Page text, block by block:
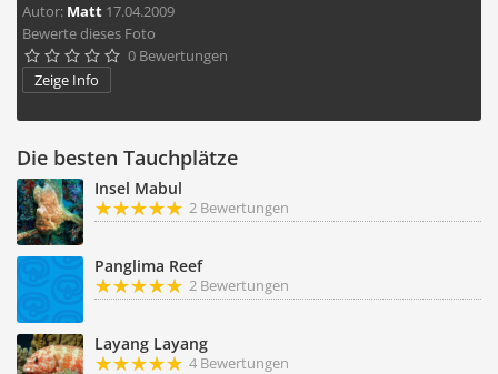
Autor: Matt 17.04.2009
Bewerte dieses Foto
     0 Bewertungen
Zeige Info
Die besten Tauchplätze
Insel Mabul
2 Bewertungen
Panglima Reef
2 Bewertungen
Layang Layang
4 Bewertungen